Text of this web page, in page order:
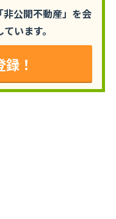
公開不動産」を会
います。
！